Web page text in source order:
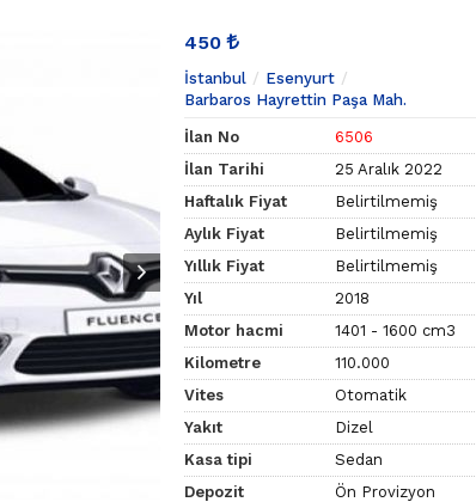
450
İstanbul
Esenyurt
Barbaros Hayrettin Paşa Mah.
İlan No
6506
İlan Tarihi
25 Aralık 2022
Haftalık Fiyat
Belirtilmemiş
Aylık Fiyat
Belirtilmemiş
Yıllık Fiyat
Belirtilmemiş
Yıl
2018
Motor hacmi
1401 - 1600 cm3
Kilometre
110.000
Vites
Otomatik
Yakıt
Dizel
Kasa tipi
Sedan
Depozit
Ön Provizyon